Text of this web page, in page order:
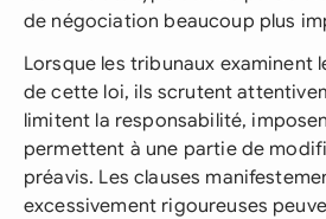
de négociation beaucoup plus
Lorsque les tribunaux examinent
de cette loi, ils scrutent
limitent la responsabilité,
permettent à une partie de
préavis. Les clauses
excessivement rigoureuses